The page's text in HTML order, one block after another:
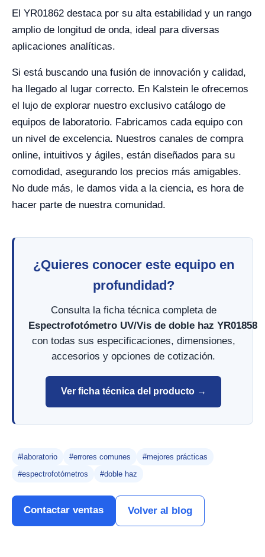
El YR01862 destaca por su alta estabilidad y un rango
amplio de longitud de onda, ideal para diversas
aplicaciones analíticas.
Si está buscando una fusión de innovación y calidad,
ha llegado al lugar correcto. En Kalstein le ofrecemos
el lujo de explorar nuestro exclusivo catálogo de
equipos de laboratorio. Fabricamos cada equipo con
un nivel de excelencia. Nuestros canales de compra
online, intuitivos y ágiles, están diseñados para su
comodidad, asegurando los precios más amigables.
No dude más, le damos vida a la ciencia, es hora de
hacer parte de nuestra comunidad.
¿Quieres conocer este equipo en
profundidad?
Consulta la ficha técnica completa de
Espectrofotómetro UV/Vis de doble haz YR01858
con todas sus especificaciones, dimensiones,
accesorios y opciones de cotización.
Ver ficha técnica del producto →
#laboratorio #errores comunes
#mejores prácticas
#espectrofotómetros
#doble haz
Contactar ventas Volver al blog